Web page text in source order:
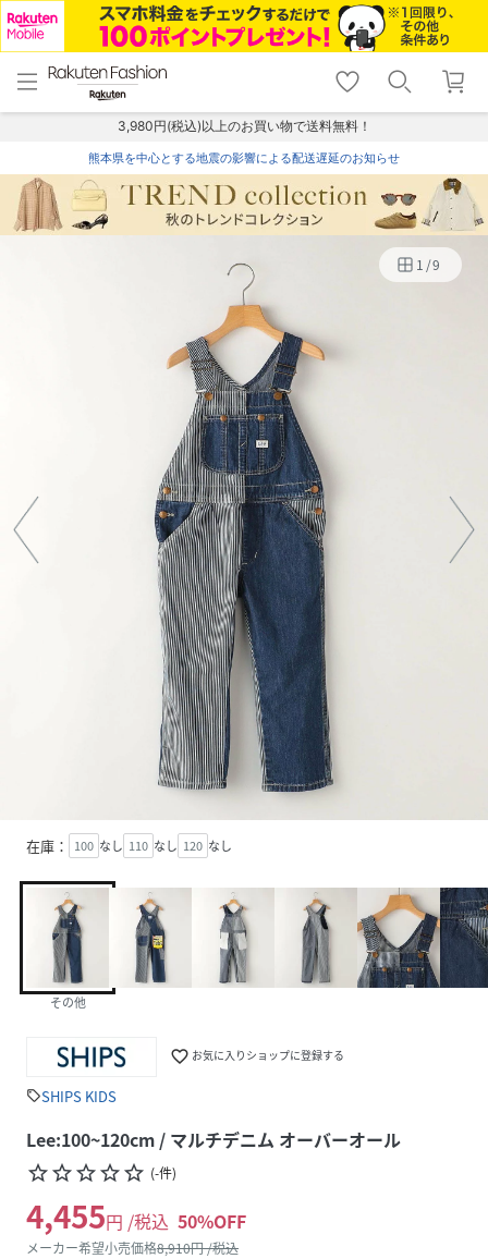
menu home
トップ
shopping_cart lock_outline
ログイン
3,980円(税込)以上のお買い物で送料無料！
熊本県を中心とする地震の影響による配送遅延のお知らせ
1 /9
在庫： 100 なし 110 なし 120 なし
その他
favorite_border お気に入りショップに登録する
sellSHIPS KIDS
Lee:100~120cm / マルチデニム オーバーオール
star_borderstar_borderstar_borderstar_borderstar_border (-件)
4,455円 /税込 50%OFF
メーカー希望小売価格8,910円 /税込